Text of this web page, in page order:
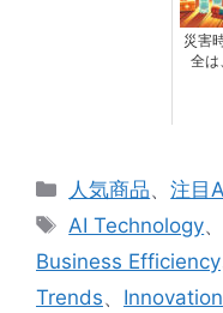
災害
全は
カ
テ
リ
ー
人気商品、注目
タ
グ
AI Technology、
Business Efficiency
Trends、 Innovation